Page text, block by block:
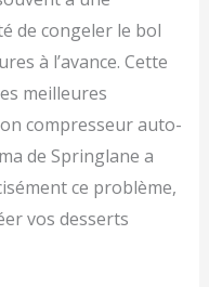
de congeler le bol
à l’avance. Cette
meilleures
compresseur auto-
de Springlane a
ce problème,
vos desserts